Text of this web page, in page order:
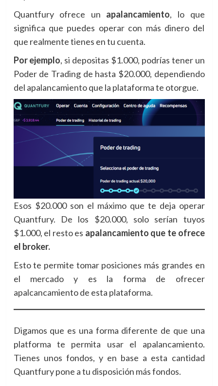
Quantfury ofrece un apalancamiento, lo que
significa que puedes operar con más dinero del
que realmente tienes en tu cuenta.
Por ejemplo, si depositas $1.000, podrías tener un
Poder de Trading de hasta $20.000, dependiendo
del apalancamiento que la plataforma te otorgue.
Esos $20.000 son el máximo que te deja operar
Quantfury. De los $20.000, solo serían tuyos
$1.000, el resto es apalancamiento que te ofrece
el broker.
Esto te permite tomar posiciones más grandes en
el mercado y es la forma de ofrecer
apalcancamiento de esta plataforma.
Digamos que es una forma diferente de que una
platforma te permita usar el apalancamiento.
Tienes unos fondos, y en base a esta cantidad
Quantfury pone a tu disposición más fondos.